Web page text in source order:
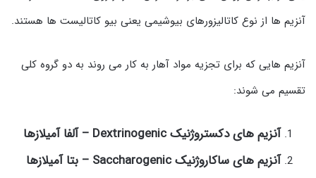
آنزیم ها از نوع کاتالیزورهای بیوشیمی یعنی بیو کاتالیست ها هستند.
آنزیم هایی که برای تجزیه مواد آهار به کار می روند به دو گروه کلی
تقسیم می شوند:
آنزیم های دکستروژنیک Dextrinogenic – آلفا آمیلازها
آنزیم های ساکاروژنیک Saccharogenic – بتا آمیلازها